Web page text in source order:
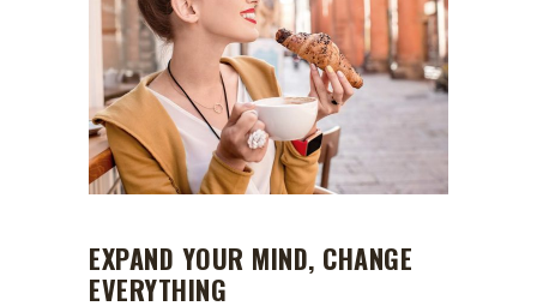
EXPAND YOUR MIND, CHANGE
EVERYTHING